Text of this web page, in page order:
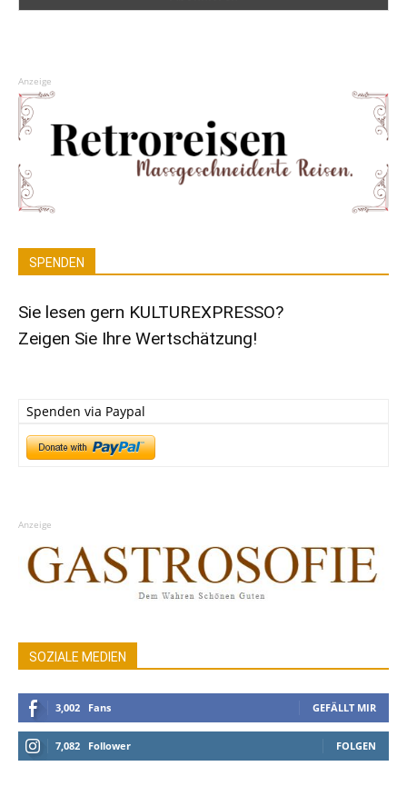
Anzeige
SPENDEN
Sie lesen gern KULTUREXPRESSO?
Zeigen Sie Ihre Wertschätzung!
Spenden via Paypal
Anzeige
SOZIALE MEDIEN
3,002 Fans GEFÄLLT MIR
7,082 Follower FOLGEN